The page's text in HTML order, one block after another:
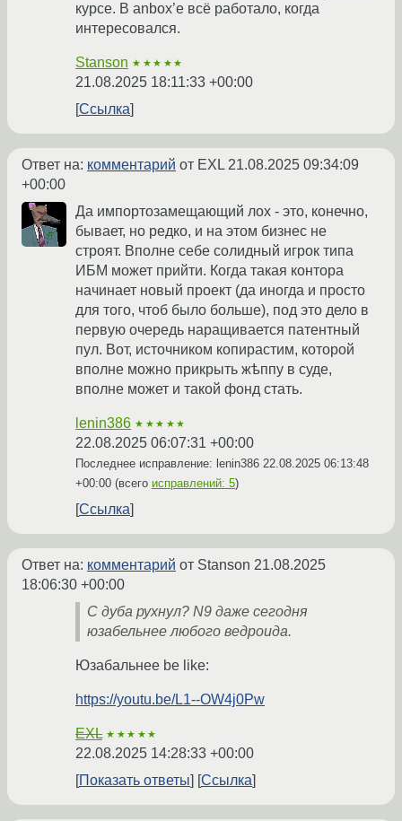
курсе. В anbox’е всё работало, когда
интересовался.
Stanson ★★★★★
21.08.2025 18:11:33 +00:00
Ссылка
Ответ на: комментарий от EXL 21.08.2025 09:34:09
+00:00
Да импортозамещающий лох - это, конечно,
бывает, но редко, и на этом бизнес не
строят. Вполне себе солидный игрок типа
ИБМ может прийти. Когда такая контора
начинает новый проект (да иногда и просто
для того, чтоб было больше), под это дело в
первую очередь наращивается патентный
пул. Вот, источником копирастим, которой
вполне можно прикрыть жѣппу в суде,
вполне может и такой фонд стать.
lenin386 ★★★★★
22.08.2025 06:07:31 +00:00
Последнее исправление: lenin386 22.08.2025 06:13:48
+00:00 (всего исправлений: 5)
Ссылка
Ответ на: комментарий от Stanson 21.08.2025
18:06:30 +00:00
С дуба рухнул? N9 даже сегодня
юзабельнее любого ведроида.
Юзабальнее be like:
https://youtu.be/L1--OW4j0Pw
EXL ★★★★★
22.08.2025 14:28:33 +00:00
Показать ответы
Ссылка